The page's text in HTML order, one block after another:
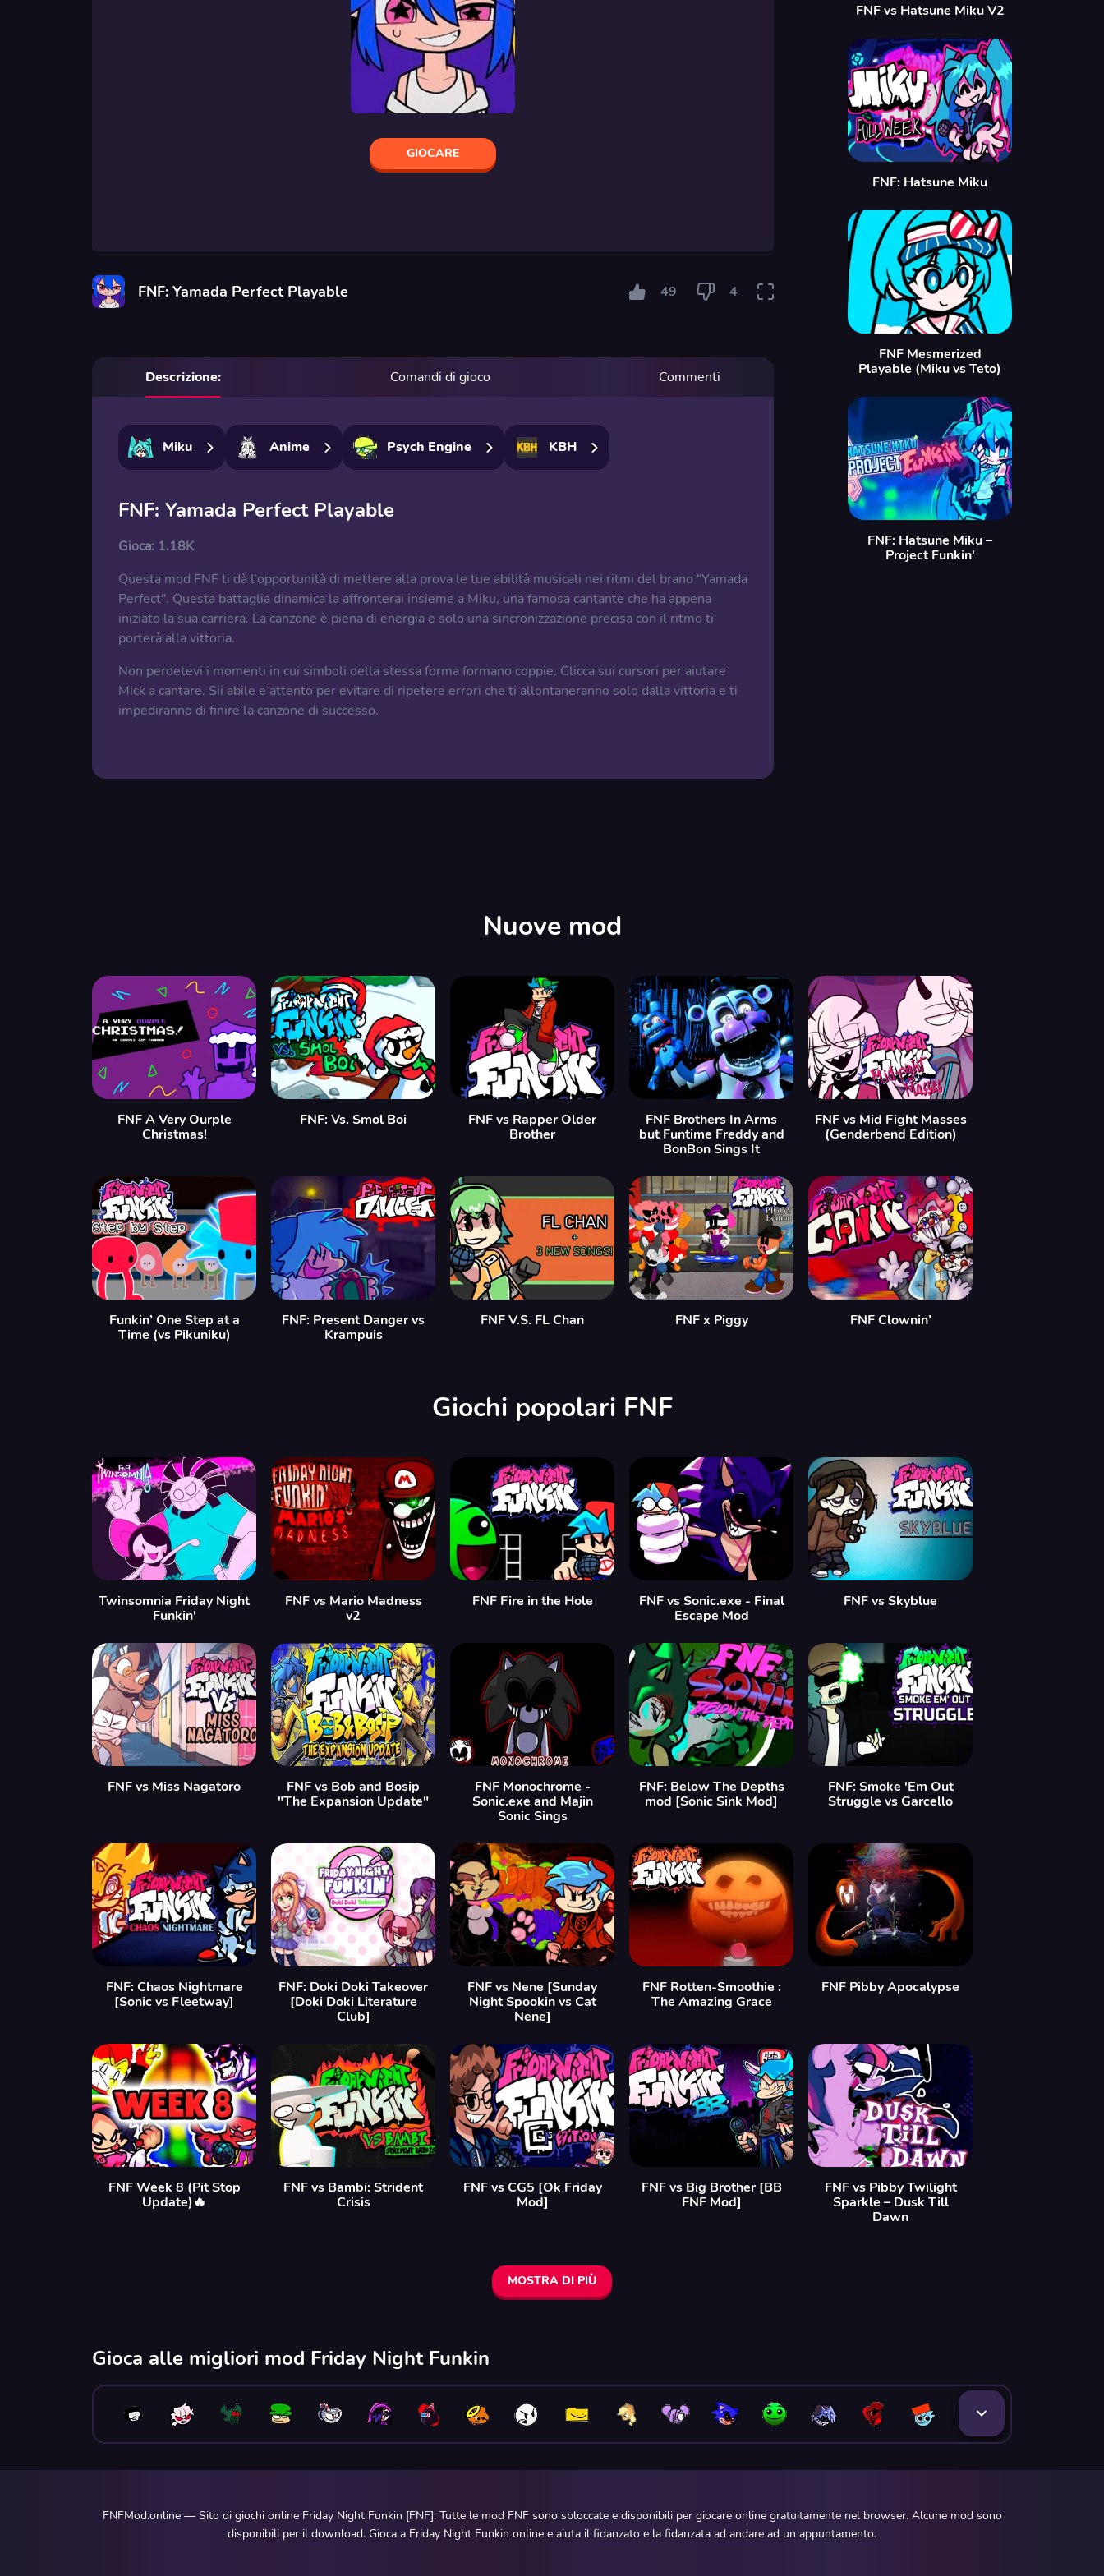
GIOCARE
FNF: Yamada Perfect Playable 49 4
Descrizione: Comandi di gioco Commenti
Miku Anime Psych Engine KBH
FNF: Yamada Perfect Playable
Gioca: 1.18K
Questa mod FNF ti dà l'opportunità di mettere alla prova le tue abilità musicali nei ritmi del brano "Yamada
Perfect". Questa battaglia dinamica la affronterai insieme a Miku, una famosa cantante che ha appena
iniziato la sua carriera. La canzone è piena di energia e solo una sincronizzazione precisa con il ritmo ti
porterà alla vittoria.
Non perdetevi i momenti in cui simboli della stessa forma formano coppie. Clicca sui cursori per aiutare
Mick a cantare. Sii abile e attento per evitare di ripetere errori che ti allontaneranno solo dalla vittoria e ti
impediranno di finire la canzone di successo.
FNF vs Hatsune Miku V2
FNF: Hatsune Miku
FNF Mesmerized
Playable (Miku vs Teto)
FNF: Hatsune Miku –
Project Funkin’
Nuove mod
FNF A Very Ourple
Christmas!
FNF: Vs. Smol Boi
FNF vs Rapper Older
Brother
FNF Brothers In Arms
but Funtime Freddy and
BonBon Sings It
FNF vs Mid Fight Masses
(Genderbend Edition)
Funkin’ One Step at a
Time (vs Pikuniku)
FNF: Present Danger vs
Krampuis
FNF V.S. FL Chan FNF x Piggy FNF Clownin’
Giochi popolari FNF
Twinsomnia Friday Night
Funkin'
FNF vs Mario Madness
v2
FNF Fire in the Hole
FNF vs Sonic.exe - Final
Escape Mod
FNF vs Skyblue
FNF vs Miss Nagatoro
FNF vs Bob and Bosip
"The Expansion Update"
FNF Monochrome -
Sonic.exe and Majin
Sonic Sings
FNF: Below The Depths
mod [Sonic Sink Mod]
FNF: Smoke 'Em Out
Struggle vs Garcello
FNF: Chaos Nightmare
[Sonic vs Fleetway]
FNF: Doki Doki Takeover
[Doki Doki Literature
Club]
FNF vs Nene [Sunday
Night Spookin vs Cat
Nene]
FNF Rotten-Smoothie :
The Amazing Grace
FNF Pibby Apocalypse
FNF Week 8 (Pit Stop
Update)🔥
FNF vs Bambi: Strident
Crisis
FNF vs CG5 [Ok Friday
Mod]
FNF vs Big Brother [BB
FNF Mod]
FNF vs Pibby Twilight
Sparkle – Dusk Till
Dawn
MOSTRA DI PIÙ
Gioca alle migliori mod Friday Night Funkin
FNFMod.online — Sito di giochi online Friday Night Funkin [FNF]. Tutte le mod FNF sono sbloccate e disponibili per giocare online gratuitamente nel browser. Alcune mod sono
disponibili per il download. Gioca a Friday Night Funkin online e aiuta il fidanzato e la fidanzata ad andare ad un appuntamento.